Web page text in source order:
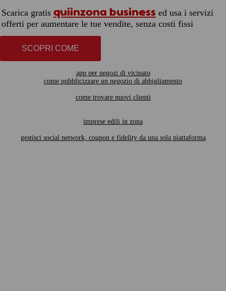
Scarica gratis quiinzona business ed usa i servizi
offerti per aumentare le tue vendite, senza costi fissi
SCOPRI COME
app per negozi di vicinato
come pubblicizzare un negozio di abbigliamento
come trovare nuovi clienti
imprese edili in zona
gestisci social network, coupon e fidelity da una sola piattaforma